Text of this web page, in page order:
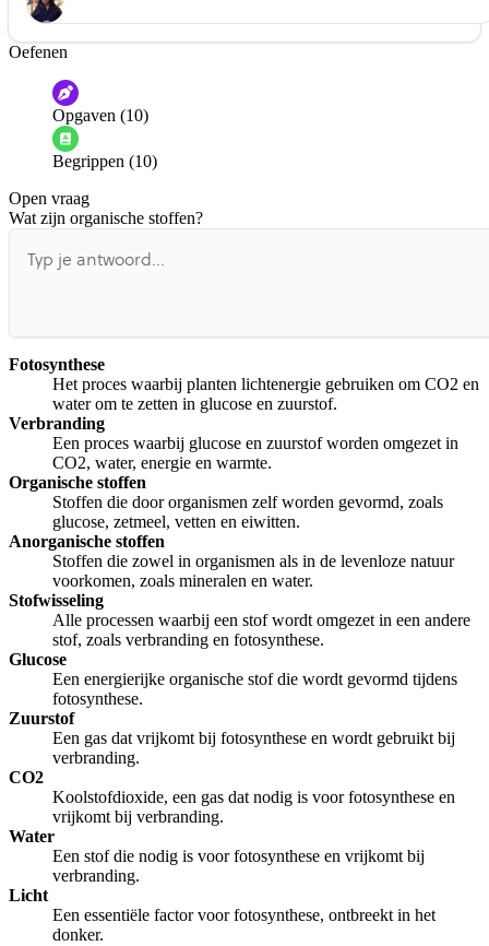
Help ons de video te verbeteren
De audio is slecht
Informatie is onjuist
De docent is te langdradig
De uitleg gaat te langzaam
Oefenen
Opgaven (10)
Begrippen (10)
Open vraag
Wat zijn organische stoffen?
Fotosynthese
Het proces waarbij planten lichtenergie gebruiken om CO2 en
water om te zetten in glucose en zuurstof.
Verbranding
Een proces waarbij glucose en zuurstof worden omgezet in
CO2, water, energie en warmte.
Organische stoffen
Stoffen die door organismen zelf worden gevormd, zoals
glucose, zetmeel, vetten en eiwitten.
Anorganische stoffen
Stoffen die zowel in organismen als in de levenloze natuur
voorkomen, zoals mineralen en water.
Stofwisseling
Alle processen waarbij een stof wordt omgezet in een andere
stof, zoals verbranding en fotosynthese.
Glucose
Een energierijke organische stof die wordt gevormd tijdens
fotosynthese.
Zuurstof
Een gas dat vrijkomt bij fotosynthese en wordt gebruikt bij
verbranding.
CO2
Koolstofdioxide, een gas dat nodig is voor fotosynthese en
vrijkomt bij verbranding.
Water
Een stof die nodig is voor fotosynthese en vrijkomt bij
verbranding.
Licht
Een essentiële factor voor fotosynthese, ontbreekt in het
donker.